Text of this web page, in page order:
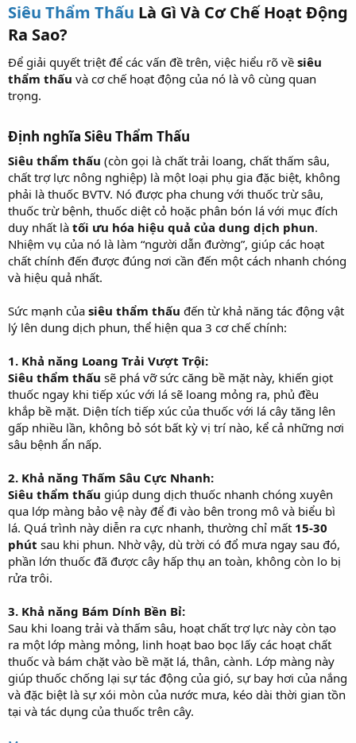
Siêu Thẩm Thấu Là Gì Và Cơ Chế Hoạt Động
Ra Sao?
Để giải quyết triệt để các vấn đề trên, việc hiểu rõ về siêu
thẩm thấu và cơ chế hoạt động của nó là vô cùng quan
trọng.
Định nghĩa Siêu Thẩm Thấu
Siêu thẩm thấu (còn gọi là chất trải loang, chất thấm sâu,
chất trợ lực nông nghiệp) là một loại phụ gia đặc biệt, không
phải là thuốc BVTV. Nó được pha chung với thuốc trừ sâu,
thuốc trừ bệnh, thuốc diệt cỏ hoặc phân bón lá với mục đích
duy nhất là tối ưu hóa hiệu quả của dung dịch phun.
Nhiệm vụ của nó là làm “người dẫn đường”, giúp các hoạt
chất chính đến được đúng nơi cần đến một cách nhanh chóng
và hiệu quả nhất.
Sức mạnh của siêu thẩm thấu đến từ khả năng tác động vật
lý lên dung dịch phun, thể hiện qua 3 cơ chế chính:
1. Khả năng Loang Trải Vượt Trội:
Siêu thẩm thấu sẽ phá vỡ sức căng bề mặt này, khiến giọt
thuốc ngay khi tiếp xúc với lá sẽ loang mỏng ra, phủ đều
khắp bề mặt. Diện tích tiếp xúc của thuốc với lá cây tăng lên
gấp nhiều lần, không bỏ sót bất kỳ vị trí nào, kể cả những nơi
sâu bệnh ẩn nấp.
2. Khả năng Thấm Sâu Cực Nhanh:
Siêu thẩm thấu giúp dung dịch thuốc nhanh chóng xuyên
qua lớp màng bảo vệ này để đi vào bên trong mô và biểu bì
lá. Quá trình này diễn ra cực nhanh, thường chỉ mất 15-30
phút sau khi phun. Nhờ vậy, dù trời có đổ mưa ngay sau đó,
phần lớn thuốc đã được cây hấp thụ an toàn, không còn lo bị
rửa trôi.
3. Khả năng Bám Dính Bền Bỉ:
Sau khi loang trải và thấm sâu, hoạt chất trợ lực này còn tạo
ra một lớp màng mỏng, linh hoạt bao bọc lấy các hoạt chất
thuốc và bám chặt vào bề mặt lá, thân, cành. Lớp màng này
giúp thuốc chống lại sự tác động của gió, sự bay hơi của nắng
và đặc biệt là sự xói mòn của nước mưa, kéo dài thời gian tồn
tại và tác dụng của thuốc trên cây.